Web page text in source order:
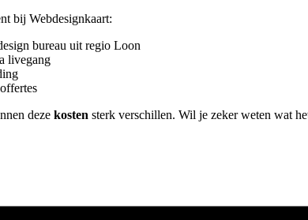
bij Webdesignkaart:
bureau uit regio Loon
livegang
deze kosten sterk verschillen. Wil je zeker weten wat